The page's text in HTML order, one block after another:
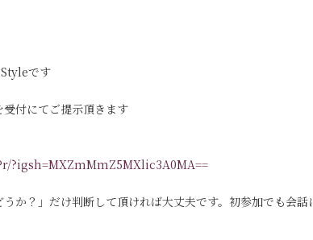
です
付にてご提示頂きます
か？」だけ判断して頂ければ大丈夫です。初参加でも会